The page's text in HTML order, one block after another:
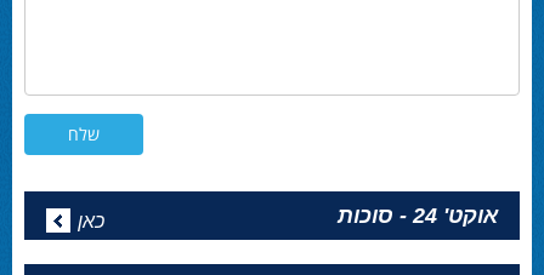
אוקט' 24 - סוכות כאן